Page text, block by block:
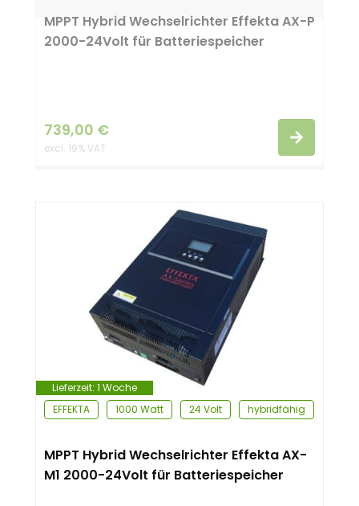
MPPT Hybrid Wechselrichter Effekta AX-P
2000-24Volt für Batteriespeicher
739,00 €
excl. 19% VAT
Lieferzeit: 1 Woche
EFFEKTA
1000 Watt 24 Volt hybridfähig
MPPT Hybrid Wechselrichter Effekta AX-
M1 2000-24Volt für Batteriespeicher